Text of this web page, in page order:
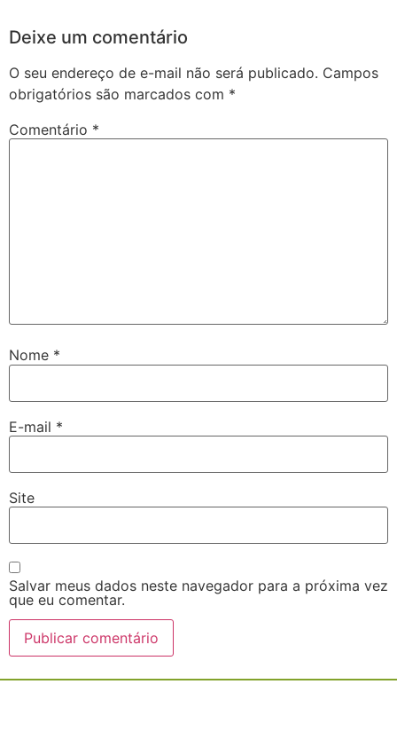
Deixe um comentário
O seu endereço de e-mail não será publicado. Campos
obrigatórios são marcados com *
Comentário *
Nome *
E-mail *
Site
Salvar meus dados neste navegador para a próxima vez
que eu comentar.